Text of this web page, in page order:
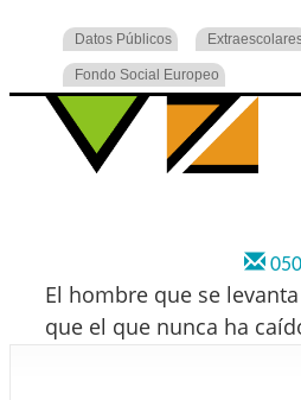
Datos Públicos
Fondo Social Europeo
El hombre que se
que el que nunca ha